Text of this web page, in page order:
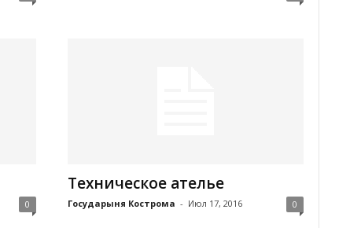
0
Техническое ателье
Государыня Кострома - Июл 17, 2016 0